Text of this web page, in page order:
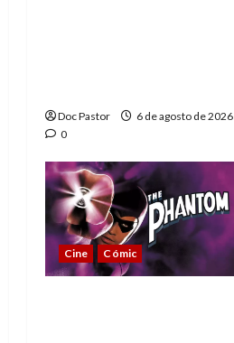
Doc Pastor
6 de agosto de 2026
0
Cine Cómic